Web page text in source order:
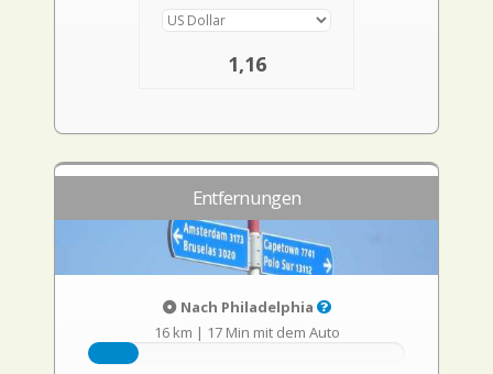
1,16
Entfernungen
Nach Philadelphia
16 km | 17 Min mit dem Auto